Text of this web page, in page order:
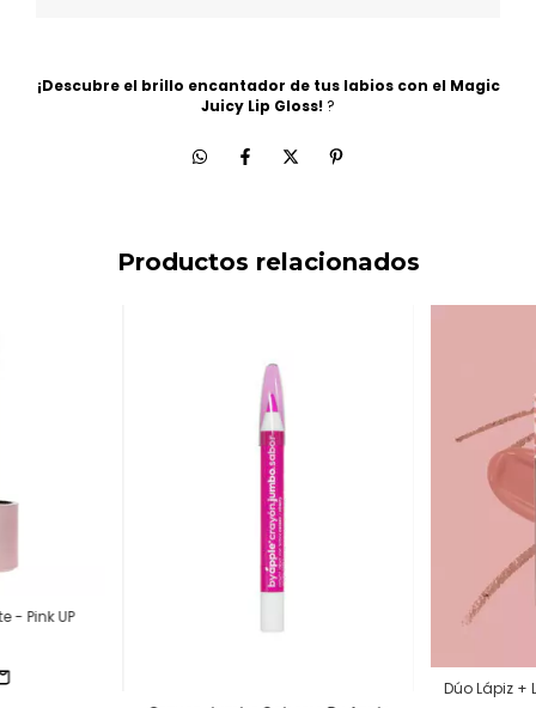
¡Descubre el brillo encantador de tus labios con el Magic
Juicy Lip Gloss! ?
Productos relacionados
- Pink UP
Dúo Lápiz